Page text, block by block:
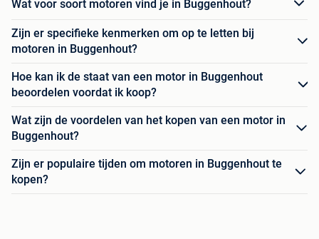
Wat voor soort motoren vind je in Buggenhout?
Zijn er specifieke kenmerken om op te letten bij
motoren in Buggenhout?
Hoe kan ik de staat van een motor in Buggenhout
beoordelen voordat ik koop?
Wat zijn de voordelen van het kopen van een motor in
Buggenhout?
Zijn er populaire tijden om motoren in Buggenhout te
kopen?